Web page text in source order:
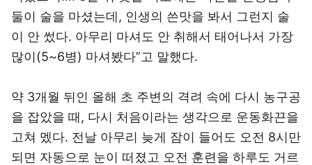
둘이 술을 마셨는데, 인생의 쓴맛을 봐서 그런지 술
이 안 썼다. 아무리 마셔도 안 취해서 태어나서 가장
많이(5~6병) 마셔봤다”고 말했다.
약 3개월 뒤인 올해 초 주변의 격려 속에 다시 농구공
을 잡았을 때, 다시 처음이라는 생각으로 운동화끈을
고쳐 멨다. 전날 아무리 늦게 잠이 들어도 오전 8시만
되면 자동으로 눈이 떠졌고 오전 훈련을 하루도 거르